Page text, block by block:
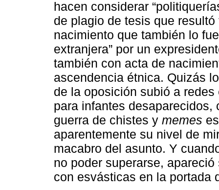
hacen considerar
de plagio de tesis que
nacimiento que también lo
extranjera” por un
también con acta de
ascendencia étnica. Quizás
de la oposición subió a redes
para infantes
guerra de chistes y memes
aparentemente su nivel de
macabro del asunto. Y
no poder superarse,
con esvásticas en la portada